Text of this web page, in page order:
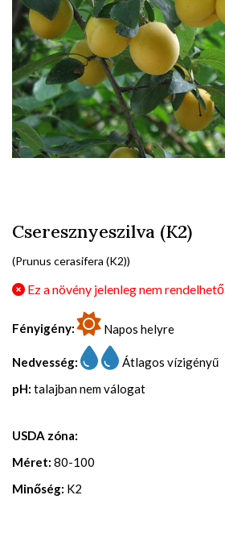
Cseresznyeszilva (K2)
(Prunus cerasifera (K2))
Ez a növény jelenleg nem rendelhető.
Fényigény: Napos helyre
Nedvesség:
Átlagos vízigényű
pH: talajban nem válogat
USDA zóna:
Méret: 80-100
Minőség: K2